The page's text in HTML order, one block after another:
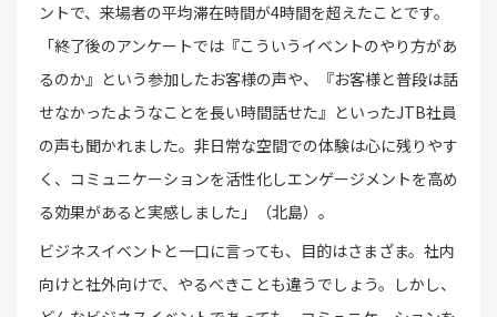
ントで、来場者の平均滞在時間が4時間を超えたことです。
「終了後のアンケートでは『こういうイベントのやり方があ
るのか』という参加したお客様の声や、『お客様と普段は話
せなかったようなことを長い時間話せた』といったJTB社員
の声も聞かれました。非日常な空間での体験は心に残りやす
く、コミュニケーションを活性化しエンゲージメントを高め
る効果があると実感しました」（北島）。
ビジネスイベントと一口に言っても、目的はさまざま。社内
向けと社外向けで、やるべきことも違うでしょう。しかし、